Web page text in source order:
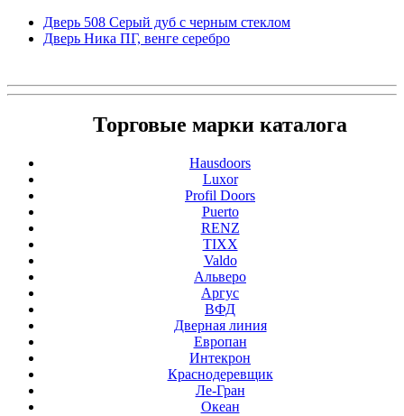
Дверь 508 Серый дуб с черным стеклом
Дверь Ника ПГ, венге серебро
Торговые марки каталога
Hausdoors
Luxor
Profil Doors
Puerto
RENZ
TIXX
Valdo
Альверо
Аргус
ВФД
Дверная линия
Европан
Интекрон
Краснодеревщик
Ле-Гран
Океан